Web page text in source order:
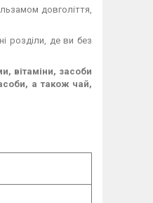
довголіття,
розділи, де ви без
вітаміни, засоби
а також чай,